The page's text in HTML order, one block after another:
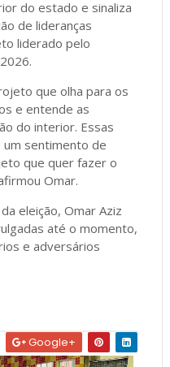
do estado e sinaliza
de lideranças
liderado pelo
que olha para os
e entende as
do interior. Essas
sentimento de
que quer fazer o
Omar.
eleição, Omar Aziz
até o momento,
e adversários
Google+